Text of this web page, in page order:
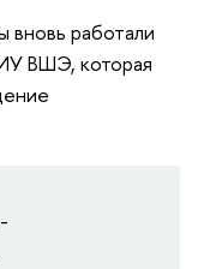
вновь работали
ВШЭ, которая